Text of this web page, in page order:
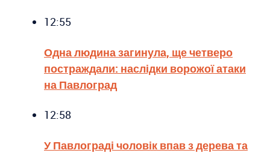
12:55
Одна людина загинула, ще четверо
постраждали: наслідки ворожої атаки
на Павлоград
12:58
У Павлограді чоловік впав з дерева та